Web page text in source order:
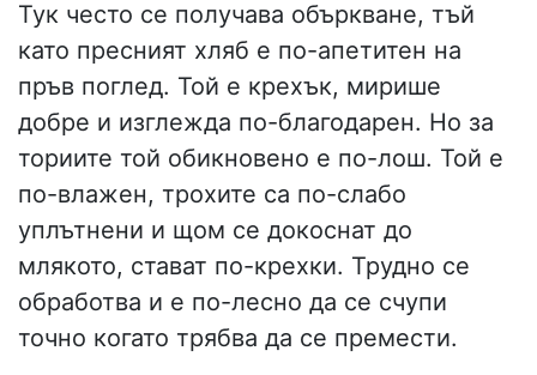
Тук често се получава объркване, тъй
като пресният хляб е по-апетитен на
пръв поглед. Той е крехък, мирише
добре и изглежда по-благодарен. Но за
ториите той обикновено е по-лош. Той е
по-влажен, трохите са по-слабо
уплътнени и щом се докоснат до
млякото, стават по-крехки. Трудно се
обработва и е по-лесно да се счупи
точно когато трябва да се премести.